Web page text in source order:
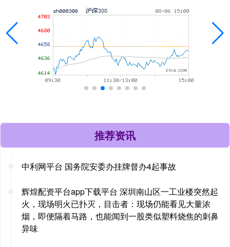
推荐资讯
中利网平台 国务院安委办挂牌督办4起事故
辉煌配资平台app下载平台 深圳南山区一工业楼突然起
火，现场明火已扑灭，目击者：现场仍能看见大量浓
烟，即便隔着马路，也能闻到一股类似塑料烧焦的刺鼻
异味